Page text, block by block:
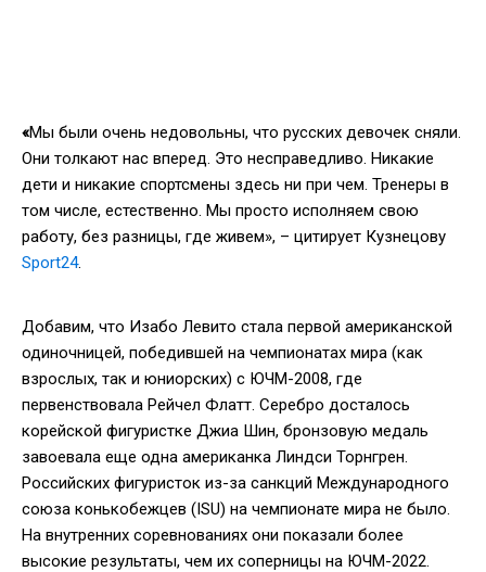
«Мы были очень недовольны, что русских девочек сняли.
Они толкают нас вперед. Это несправедливо. Никакие
дети и никакие спортсмены здесь ни при чем. Тренеры в
том числе, естественно. Мы просто исполняем свою
работу, без разницы, где живем», – цитирует Кузнецову
Sport24.
Добавим, что Изабо Левито стала первой американской
одиночницей, победившей на чемпионатах мира (как
взрослых, так и юниорских) с ЮЧМ-2008, где
первенствовала Рейчел Флатт. Серебро досталось
корейской фигуристке Джиа Шин, бронзовую медаль
завоевала еще одна американка Линдси Торнгрен.
Российских фигуристок из-за санкций Международного
союза конькобежцев (ISU) на чемпионате мира не было.
На внутренних соревнованиях они показали более
высокие результаты, чем их соперницы на ЮЧМ-2022.